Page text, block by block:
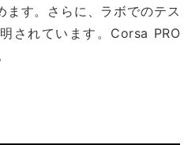
す。さらに、ラボでのテス
されています。Corsa PRO